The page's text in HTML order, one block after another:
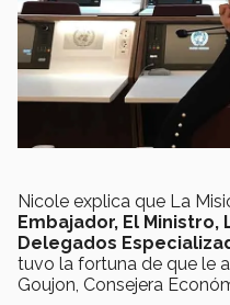
Nicole explica que La
Embajador, El Ministro,
Delegados
tuvo la fortuna de que le
Goujon, Consejera